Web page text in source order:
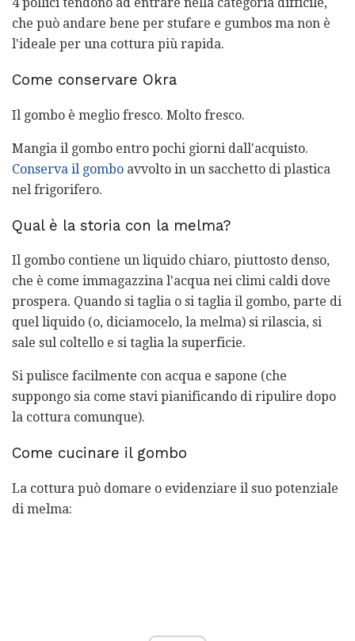
4 pollici tendono ad entrare nella categoria difficile,
che può andare bene per stufare e gumbos ma non è
l'ideale per una cottura più rapida.
Come conservare Okra
Il gombo è meglio fresco. Molto fresco.
Mangia il gombo entro pochi giorni dall'acquisto.
Conserva il gombo avvolto in un sacchetto di plastica
nel frigorifero.
Qual è la storia con la melma?
Il gombo contiene un liquido chiaro, piuttosto denso,
che è come immagazzina l'acqua nei climi caldi dove
prospera. Quando si taglia o si taglia il gombo, parte di
quel liquido (o, diciamocelo, la melma) si rilascia, si
sale sul coltello e si taglia la superficie.
Si pulisce facilmente con acqua e sapone (che
suppongo sia come stavi pianificando di ripulire dopo
la cottura comunque).
Come cucinare il gombo
La cottura può domare o evidenziare il suo potenziale
di melma: